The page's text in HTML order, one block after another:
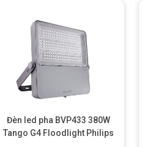
Đèn led pha BVP433 380W
Tango G4 Floodlight Philips